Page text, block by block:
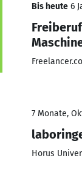
Bis heute 6
7 Monate,
Horus